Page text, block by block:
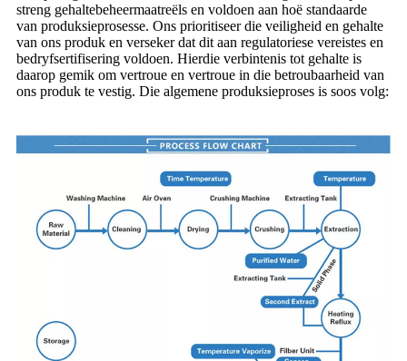
streng gehaltebeheermaatreëls en voldoen aan hoë standaarde
van produksieprosesse. Ons prioritiseer die veiligheid en gehalte
van ons produk en verseker dat dit aan regulatoriese vereistes en
bedryfsertifisering voldoen. Hierdie verbintenis tot gehalte is
daarop gemik om vertroue en vertroue in die betroubaarheid van
ons produk te vestig. Die algemene produksieproses is soos volg: